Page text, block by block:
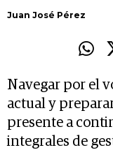
Juan José Pérez
Navegar por el
actual y
presente a
integrales de